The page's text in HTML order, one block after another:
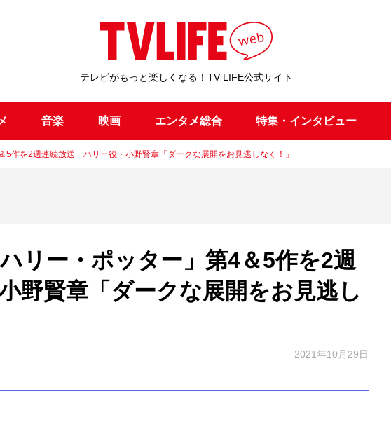
テレビがもっと楽しくなる！TV LIFE公式サイト
音楽 映画 エンタメ総合 特集・インタビュー
5作を2週連続放送 ハリー役・小野賢章「ダークな展開をお見逃しなく！」
リー・ポッター」第4＆5作を2週
野賢章「ダークな展開をお見逃し
2021年10月29日